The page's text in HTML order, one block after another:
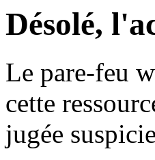
Désolé,
Le pare-feu
cette
jugée